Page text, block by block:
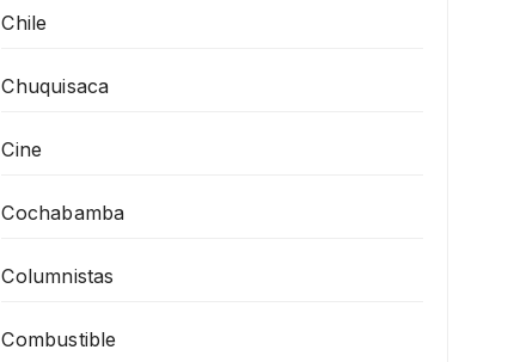
Chile
Chuquisaca
Cine
Cochabamba
Columnistas
Combustible